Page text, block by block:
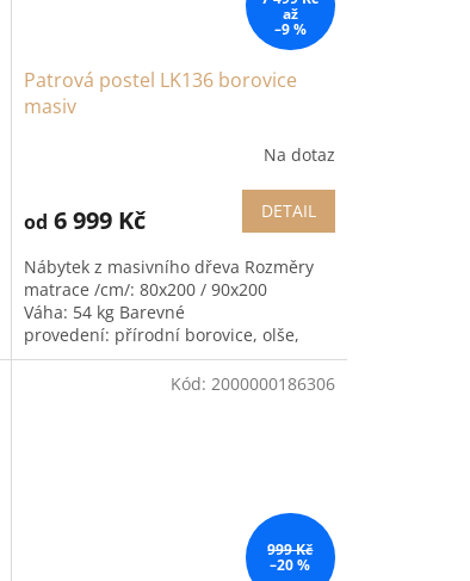
až
–9 %
Patrová postel LK136 borovice
masiv
Na dotaz
od 6 999 Kč DETAIL
Nábytek z masivního dřeva Rozměry
matrace /cm/: 80x200 / 90x200
Váha: 54 kg Barevné
provedení: přírodní borovice, olše,
dub, ořech, gray- šedá Balení: v
999 Kč
–20 %
Kód: 2000000186306